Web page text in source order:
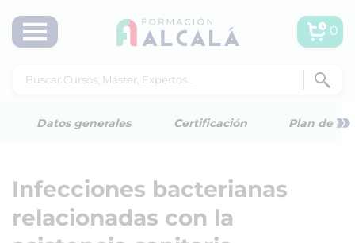
0
Datos generales Certificación Plan de »
Infecciones bacterianas
relacionadas con la